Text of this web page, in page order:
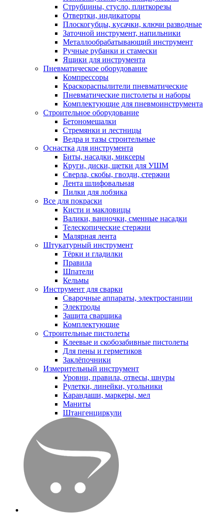
Струбцины, стусло, плиткорезы
Отвертки, индикаторы
Плоскогубцы, кусачки, ключи разводные
Заточной инструмент, напильники
Металлообрабатывающий инструмент
Ручные рубанки и стамески
Ящики для инструмента
Пневматическое оборудование
Компрессоры
Краскораспылители пневматические
Пневматические пистолеты и наборы
Комплектующие для пневмоинструмента
Строительное оборудование
Бетономешалки
Стремянки и лестницы
Ведра и тазы строительные
Оснастка для инструмента
Биты, насадки, миксеры
Круги, диски, щетки для УШМ
Сверла, скобы, гвозди, стержни
Лента шлифовальная
Пилки для лобзика
Все для покраски
Кисти и макловицы
Валики, ванночки, сменные насадки
Телескопические стержни
Малярная лента
Штукатурный инструмент
Тёрки и гладилки
Правила
Шпатели
Кельмы
Инструмент для сварки
Сварочные аппараты, электростанции
Электроды
Защита сварщика
Комплектующие
Строительные пистолеты
Клеевые и скобозабивные пистолеты
Для пены и герметиков
Заклёпочники
Измерительный инструмент
Уровни, правила, отвесы, шнуры
Рулетки, линейки, угольники
Карандаши, маркеры, мел
Маниты
Штангенциркули